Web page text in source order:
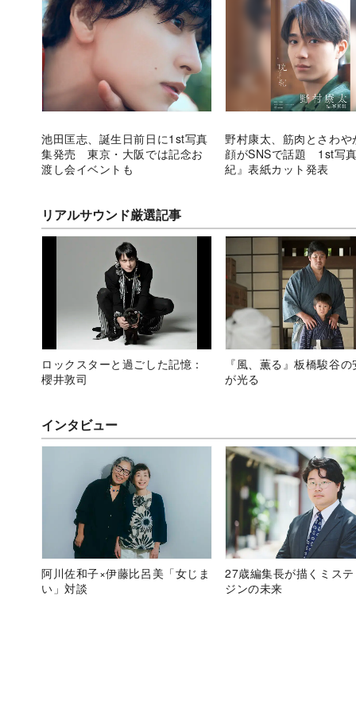
池田匡志、誕生日前日に1st写真
集発売 東京・大阪では記念お
渡し会イベントも
野村康太、筋肉とさわや
顔がSNSで話題 1st写
紀』表紙カット発表
リアルサウンド厳選記事
ロックスターと過ごした記憶：
櫻井敦司
『風、薫る』板橋駿谷
が光る
インタビュー
阿川佐和子×伊藤比呂美「女じま
い」対談
27歳編集長が描くミス
ジンの未来